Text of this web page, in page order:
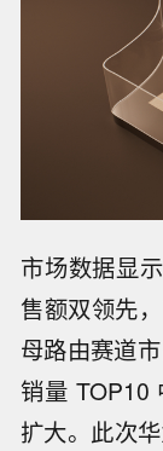
市场数据显
售额双领先
母路由赛道
销量 TOP10
扩大。此次